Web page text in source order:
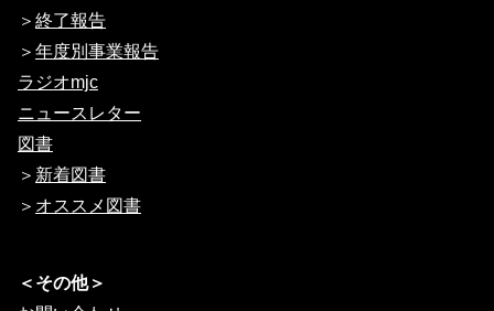
＞ 終了報告
＞ 年度別事業報告
ラジオmjc
ニュースレター
図書
＞ 新着図書
＞ オススメ図書
＜その他＞